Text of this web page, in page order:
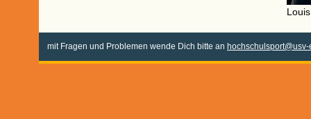
Louis
mit Fragen und Problemen wende Dich bitte an